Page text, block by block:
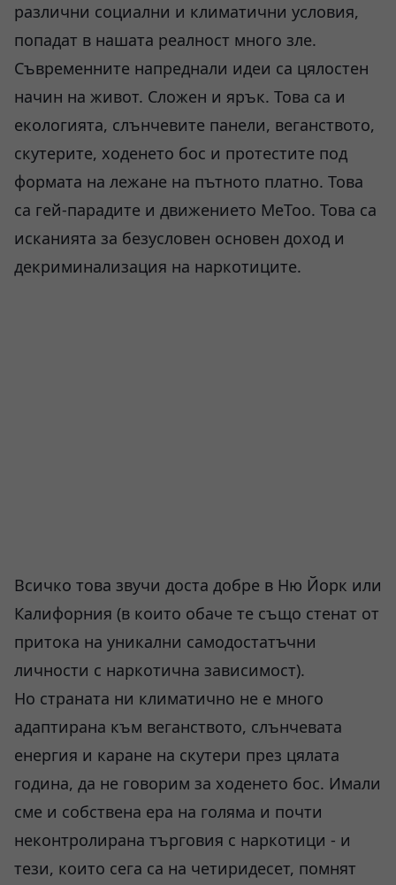
различни социални и климатични условия,
попадат в нашата реалност много зле.
Съвременните напреднали идеи са цялостен
начин на живот. Сложен и ярък. Това са и
екологията, слънчевите панели, веганството,
скутерите, ходенето бос и протестите под
формата на лежане на пътното платно. Това
са гей-парадите и движението MeToo. Това са
исканията за безусловен основен доход и
декриминализация на наркотиците.
Всичко това звучи доста добре в Ню Йорк или
Калифорния (в които обаче те също стенат от
притока на уникални самодостатъчни
личности с наркотична зависимост).
Но страната ни климатично не е много
адаптирана към веганството, слънчевата
енергия и каране на скутери през цялата
година, да не говорим за ходенето бос. Имали
сме и собствена ера на голяма и почти
неконтролирана търговия с наркотици - и
тези, които сега са на четиридесет, помнят